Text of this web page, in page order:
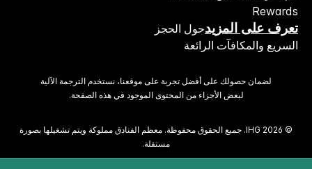
Rewards
تعرف على المزيدحول الحجز
السريع والمكافآت الرائعة
لضمان حصولك على أفضل تجربة على موقعنا، نستخدم الترجمة الآلية
لبعض الأجزاء من المحتوى الموجود في هذه الصفحة.
© 2026 IHG. ‫جميع الحقوق محفوظة.‬ معظم الفنادق مملوكة ويتم تشغيلها بصورة
مستقلة.